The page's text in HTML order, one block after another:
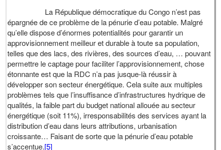
La République démocratique du Congo n’est pas
épargnée de ce problème de la pénurie d’eau potable. Malgré
qu’elle dispose d’énormes potentialités pour garantir un
approvisionnement meilleur et durable à toute sa population,
telles que des lacs, des rivières, des sources d’eau, … pouvant
permettre le captage pour faciliter l’approvisionnement, chose
étonnante est que la RDC n’a pas jusque-là réussir à
développer son secteur énergétique. Cela suite aux multiples
problèmes tels que l’insuffisance d’infrastructures hydrique de
qualités, la faible part du budget national allouée au secteur
énergétique (soit 11%), irresponsabilités des services ayant la
distribution d’eau dans leurs attributions, urbanisation
croissante… Faisant de sorte que la pénurie d’eau potable
s’accentue.[5]